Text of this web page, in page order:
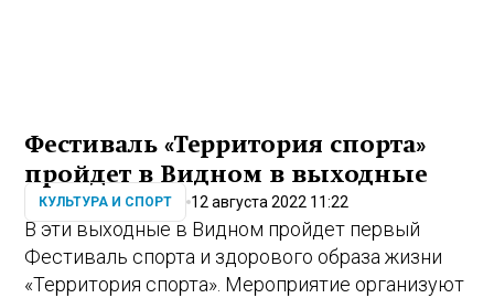
Фестиваль «Территория спорта»
пройдет в Видном в выходные
КУЛЬТУРА И СПОРТ 12 августа 2022 11:22
В эти выходные в Видном пройдет первый
Фестиваль спорта и здорового образа жизни
«Территория спорта». Мероприятие организуют